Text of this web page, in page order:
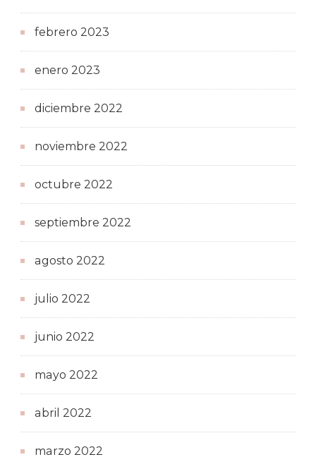
febrero 2023
enero 2023
diciembre 2022
noviembre 2022
octubre 2022
septiembre 2022
agosto 2022
julio 2022
junio 2022
mayo 2022
abril 2022
marzo 2022